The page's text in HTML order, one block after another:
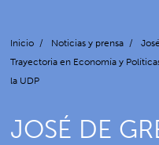
Inicio / Noticias y prensa /
Trayectoria en Economía y
la UDP
JOSÉ DE